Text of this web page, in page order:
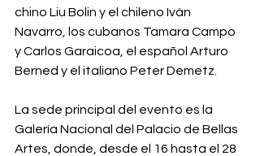
chino Liu Bolin y el chileno Iván
Navarro, los cubanos Tamara Campo
y Carlos Garaicoa, el español Arturo
Berned y el italiano Peter Demetz.
La sede principal del evento es la
Galería Nacional del Palacio de Bellas
Artes, donde, desde el 16 hasta el 28